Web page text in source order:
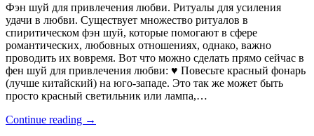
Фэн шуй для привлечения любви. Ритуалы для усиления
удачи в любви. Существует множество ритуалов в
спиритическом фэн шуй, которые помогают в сфере
романтических, любовных отношениях, однако, важно
проводить их вовремя. Вот что можно сделать прямо сейчас в
фен шуй для привлечения любви: ♥ Повесьте красный фонарь
(лучше китайский) на юго-западе. Это так же может быть
просто красный светильник или лампа,…
Continue reading →